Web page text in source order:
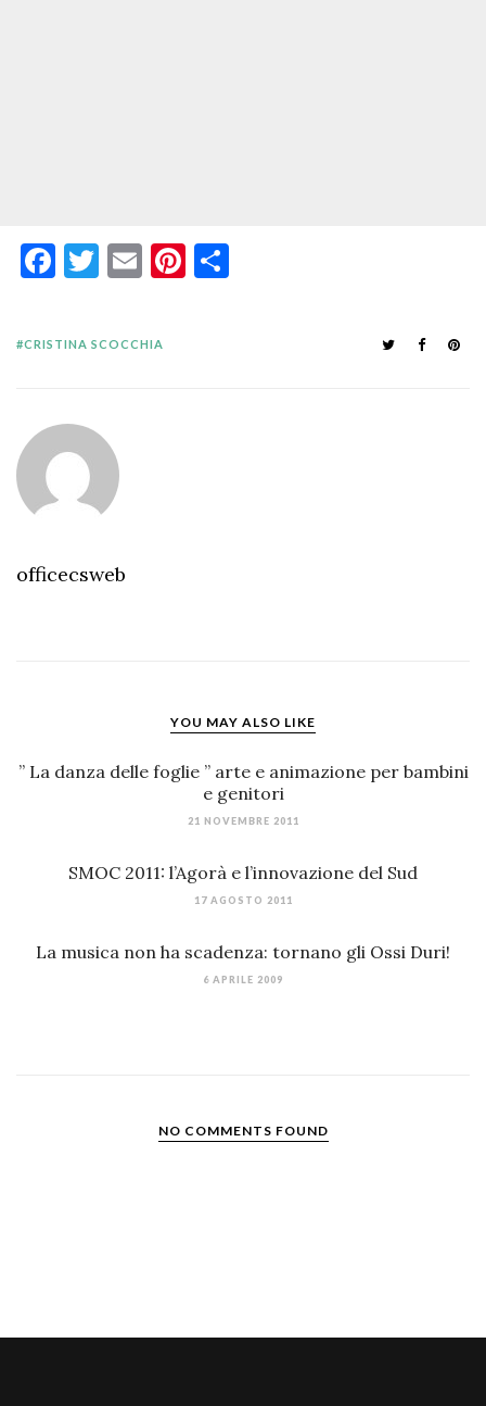
Facebook
Twitter
EmailPinterest
CRISTINA SCOCCHIA
officecsweb
YOU MAY ALSO LIKE
” La danza delle foglie ” arte e animazione per bambini
e genitori
21 NOVEMBRE 2011
SMOC 2011: l’Agorà e l’innovazione del Sud
17 AGOSTO 2011
La musica non ha scadenza: tornano gli Ossi Duri!
6 APRILE 2009
NO COMMENTS FOUND